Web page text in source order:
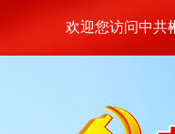
欢迎您访问中共